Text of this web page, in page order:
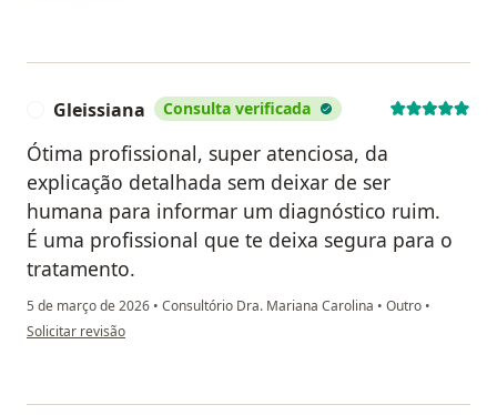
Gleissiana Consulta verificada
Ótima profissional, super atenciosa, da
explicação detalhada sem deixar de ser
humana para informar um diagnóstico ruim.
É uma profissional que te deixa segura para o
tratamento.
5 de março de 2026 • Consultório Dra. Mariana Carolina • Outro •
na opinião do utilizador Gleissiana
Solicitar revisão